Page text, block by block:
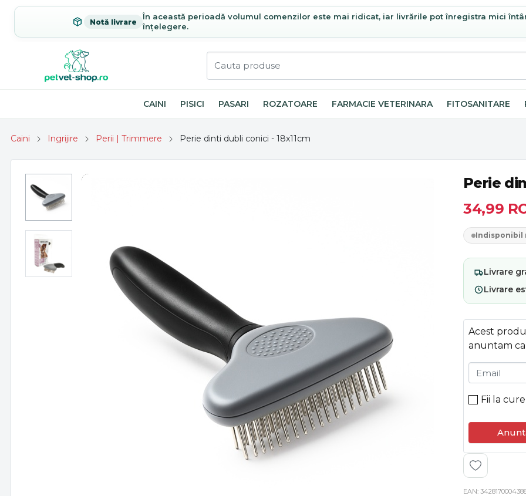
Notă livrare
În această perioadă volumul comenzilor este mai ridicat, iar livrările pot înregistra mici
înțelegere.
CAINI PISICI PASARI ROZATOARE FARMACIE VETERINARA FITOSANITARE
Caini Ingrijire Perii | Trimmere Perie dinti dubli conici - 18x11cm
Perie
34,99
Indisponibil
Livrare
Livrare
Acest
anuntam
Email
Fii la
EAN